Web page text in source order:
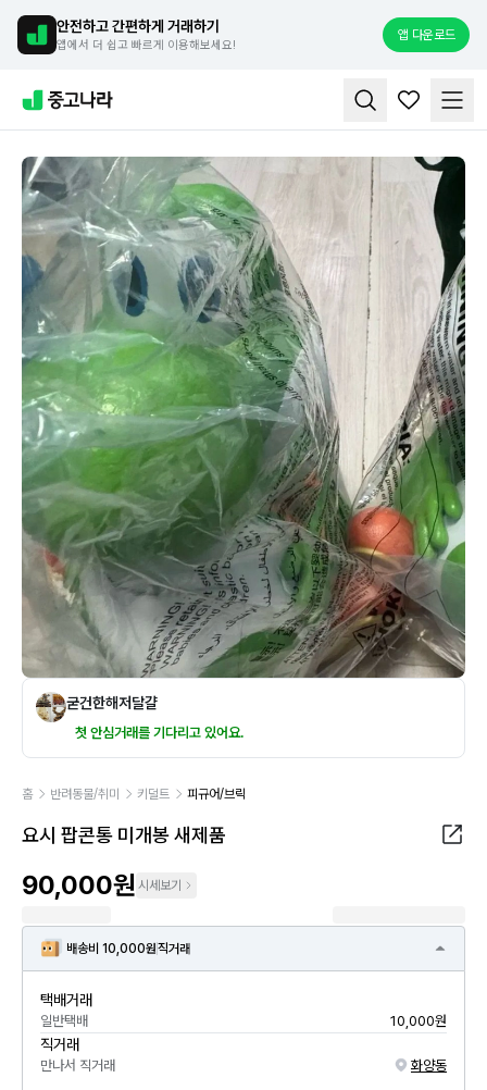
안전하고 간편하게 거래하기
앱에서 더 쉽고 빠르게 이용해보세요!
앱 다운로드
굳건한해저달걀
첫 안심거래를 기다리고 있어요.
홈 반려동물/취미 키덜트 피규어/브릭
요시 팝콘통 미개봉 새제품
90,000원 시세보기
배송비 10,000원직거래
택배거래
일반택배 10,000원
직거래
만나서 직거래 화양동